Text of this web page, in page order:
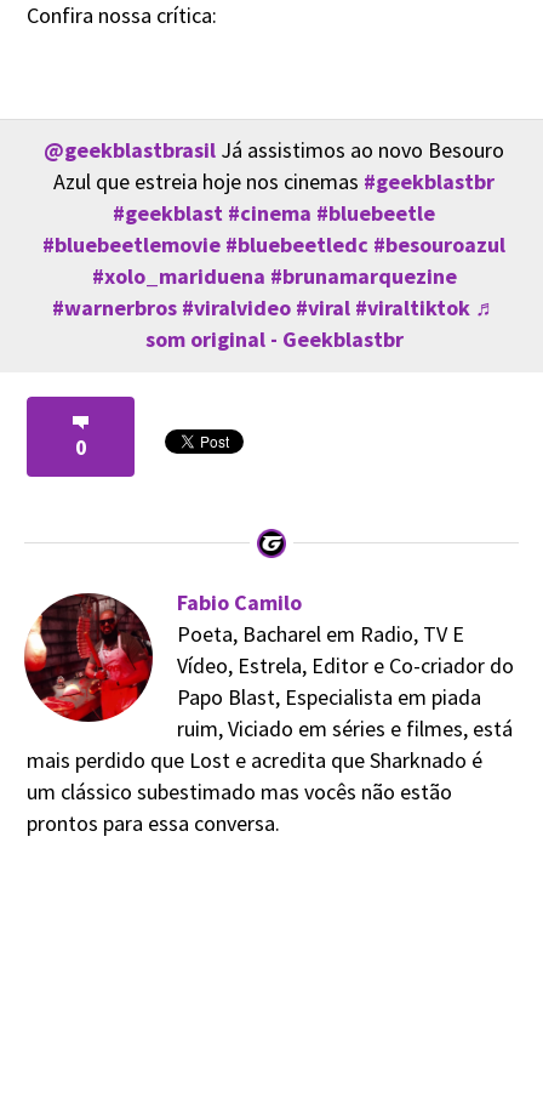
Confira nossa crítica:
@geekblastbrasil Já assistimos ao novo Besouro
Azul que estreia hoje nos cinemas #geekblastbr
#geekblast #cinema #bluebeetle
#bluebeetlemovie #bluebeetledc #besouroazul
#xolo_mariduena #brunamarquezine
#warnerbros #viralvideo #viral #viraltiktok ♬
som original - Geekblastbr
0
Fabio Camilo
Poeta, Bacharel em Radio, TV E
Vídeo, Estrela, Editor e Co-criador do
Papo Blast, Especialista em piada
ruim, Viciado em séries e filmes, está
mais perdido que Lost e acredita que Sharknado é
um clássico subestimado mas vocês não estão
prontos para essa conversa.